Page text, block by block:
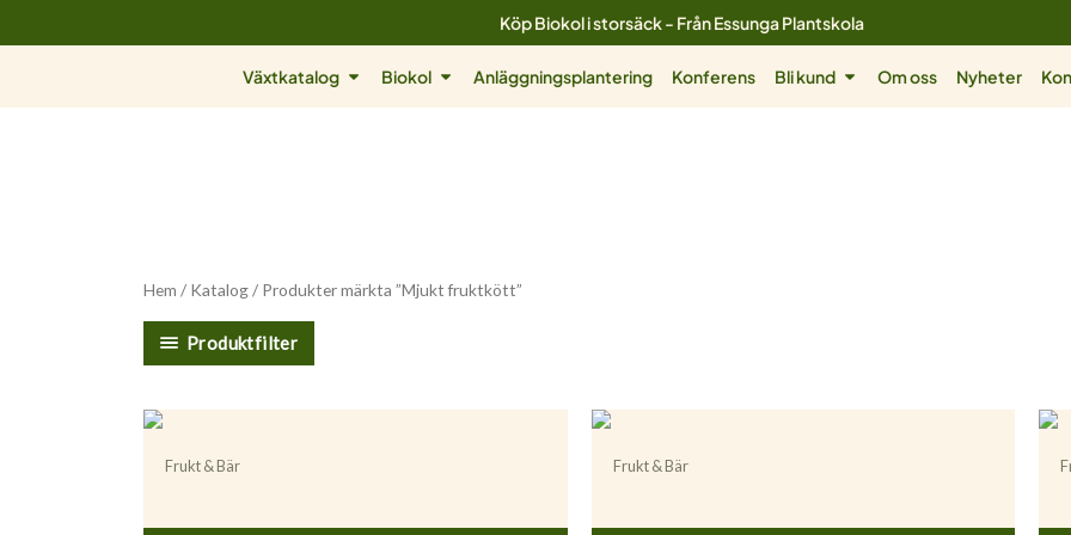
till
Köp Biokol i storsäck - Från Essunga Plantskola
Växtkatalog Öppna Växtkatalog
Biokol Öppna Biokol
Anläggningsplantering Konferens Bli kund Öppna Bli kund
Om oss Nyheter
Hem / Katalog/ Produkter märkta ”Mjukt fruktkött”
Produktfilter
Frukt & Bär Frukt & Bär